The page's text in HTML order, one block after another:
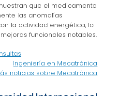
que el medicamento
las anomalías
la actividad energética, lo
funcionales notables.
Ingeniería en Mecatrónica
noticias sobre Mecatrónica